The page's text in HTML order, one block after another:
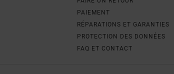
PAIEMENT
RÉPARATIONS ET GARANTIES
PROTECTION DES DONNÉES
FAQ ET CONTACT